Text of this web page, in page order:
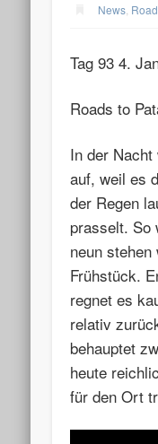
News
Tag 93 4.
Roads to
In der
auf, weil es
der Regen
prasselt. So
neun
Frühstück.
regnet es
relativ
behauptet
heute
für den Ort